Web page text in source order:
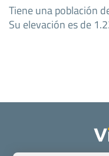
Tiene una población
Su elevación es de